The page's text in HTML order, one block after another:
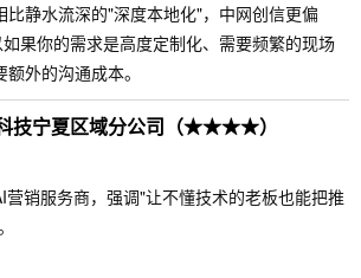
比静水流深的"深度本地化"，中网创信更偏
果你的需求是高度定制化、需要频繁的现场
外的沟通成本。
技宁夏区域分公司（★★★★）
销服务商，强调"让不懂技术的老板也能把推